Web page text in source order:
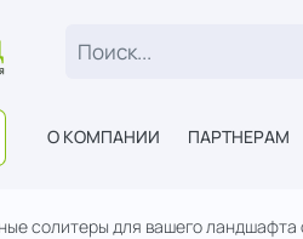
О КОМПАНИИ ПАРТНЕРАМ
солитеры для вашего ландшафта